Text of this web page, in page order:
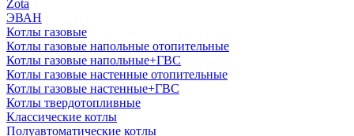
Zota
ЭВАН
Котлы газовые
Котлы газовые напольные отопительные
Котлы газовые напольные+ГВС
Котлы газовые настенные отопительные
Котлы газовые настенные+ГВС
Котлы твердотопливные
Классические котлы
Полуавтоматические котлы